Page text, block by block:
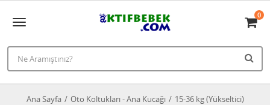
0
Ana Sayfa Oto Koltukları - Ana Kucağı 15-36 kg (Yükseltici)